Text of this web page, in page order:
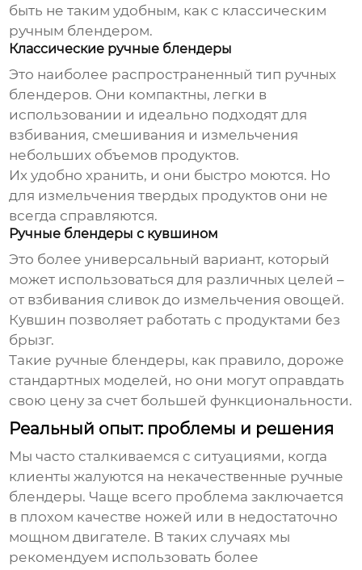
быть не таким удобным, как с классическим
ручным блендером.
Классические ручные блендеры
Это наиболее распространенный тип ручных
блендеров. Они компактны, легки в
использовании и идеально подходят для
взбивания, смешивания и измельчения
небольших объемов продуктов.
Их удобно хранить, и они быстро моются. Но
для измельчения твердых продуктов они не
всегда справляются.
Ручные блендеры с кувшином
Это более универсальный вариант, который
может использоваться для различных целей –
от взбивания сливок до измельчения овощей.
Кувшин позволяет работать с продуктами без
брызг.
Такие ручные блендеры, как правило, дороже
стандартных моделей, но они могут оправдать
свою цену за счет большей функциональности.
Реальный опыт: проблемы и решения
Мы часто сталкиваемся с ситуациями, когда
клиенты жалуются на некачественные ручные
блендеры. Чаще всего проблема заключается
в плохом качестве ножей или в недостаточно
мощном двигателе. В таких случаях мы
рекомендуем использовать более